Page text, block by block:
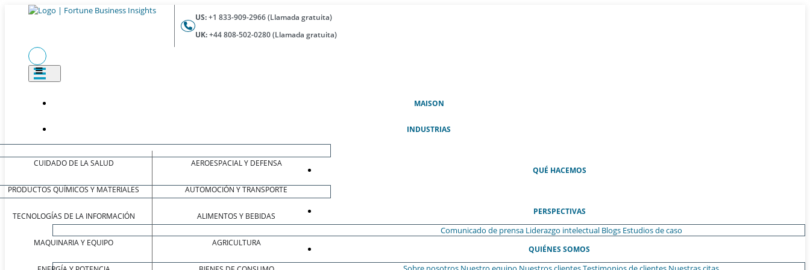
US:+1 833-909-2966 (Llamada gratuita)
UK:+44 808-502-0280 (Llamada gratuita)
MAISON(ACTUAL)
INDUSTRIAS
CUIDADO DE LA SALUD
PRODUCTOS QUÍMICOS Y MATERIALES
TECNOLOGÍAS DE LA INFORMACIÓN
MAQUINARIA Y EQUIPO
AEROESPACIAL Y DEFENSA
AUTOMOCIÓN Y TRANSPORTE
ALIMENTOS Y BEBIDAS
AGRICULTURA
QUÉ HACEMOS
PERSPECTIVAS
Comunicado de prensa Liderazgo intelectual Blogs Estudios de caso
QUIÉNES SOMOS